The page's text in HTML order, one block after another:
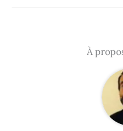
À